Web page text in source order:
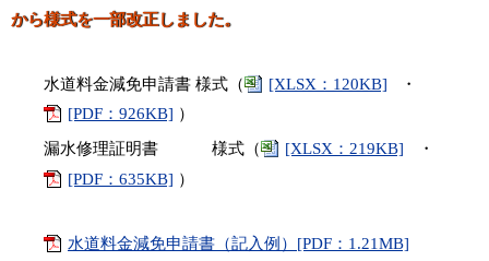
から様式を一部改正しました。
水道料金減免申請書 様式（ [XLSX：120KB] ・
[PDF：926KB] ）
漏水修理証明書 様式（
[XLSX：219KB]
・
[PDF：635KB] ）
水道料金減免申請書（記入例）[PDF：1.21MB]